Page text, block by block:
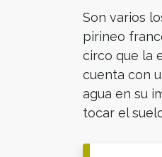
Son varios
pirineo
circo que la
cuenta con
agua en su
tocar el